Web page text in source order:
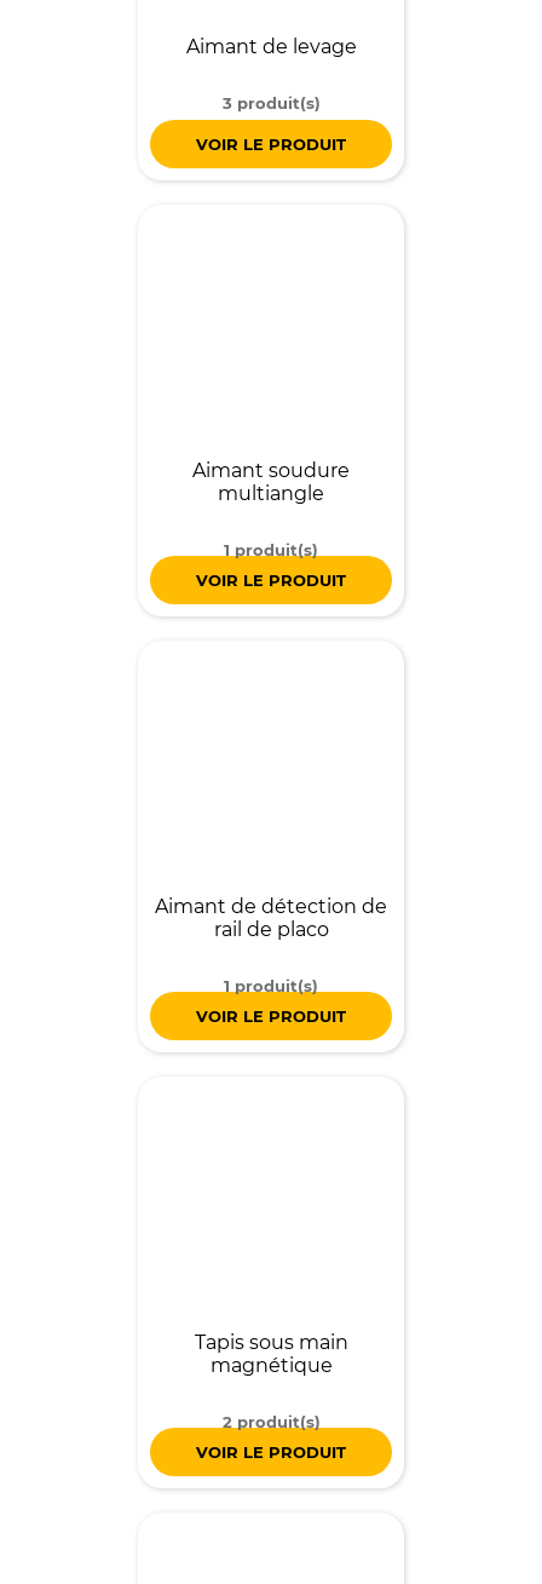
Aimant de levage
3 produit(s)
VOIR LE PRODUIT
Aimant soudure
multiangle
1 produit(s)
VOIR LE PRODUIT
Aimant de détection de
rail de placo
1 produit(s)
VOIR LE PRODUIT
Tapis sous main
magnétique
2 produit(s)
VOIR LE PRODUIT